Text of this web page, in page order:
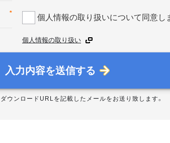
* 個人情報の取り扱いについて同意し
個人情報の取り扱い
入力内容を送信する
ウンロードURLを記載したメールをお送り致します。